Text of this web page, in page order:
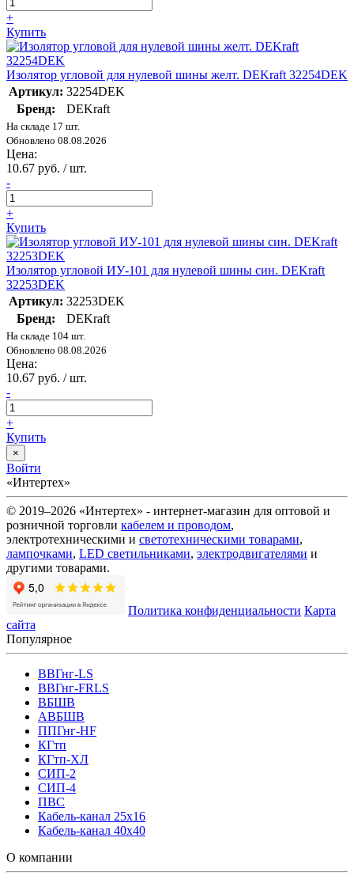
+
Купить
Изолятор угловой для нулевой шины желт. DEKraft 32254DEK
Артикул: 32254DEK
Бренд:
DEKraft
На складе 17 шт.
Обновлено 08.08.2026
Цена:
10.67 руб. / шт.
-
+
Купить
Изолятор угловой ИУ-101 для нулевой шины син. DEKraft
32253DEK
Артикул: 32253DEK
Бренд:
DEKraft
На складе 104 шт.
Обновлено 08.08.2026
Цена:
10.67 руб. / шт.
-
+
Купить
×
Войти
«Интертех»
© 2019–2026 «Интертех» - интернет-магазин для оптовой и
розничной торговли кабелем и проводом,
электротехническими и светотехническими товарами,
лампочками, LED светильниками, электродвигателями и
другими товарами.
Политика конфиденциальности Карта
сайта
Популярное
ВВГнг-LS
ВВГнг-FRLS
ВБШВ
АВБШВ
ППГнг-HF
КГтп
КГтп-ХЛ
СИП-2
СИП-4
ПВС
Кабель-канал 25х16
Кабель-канал 40х40
О компании